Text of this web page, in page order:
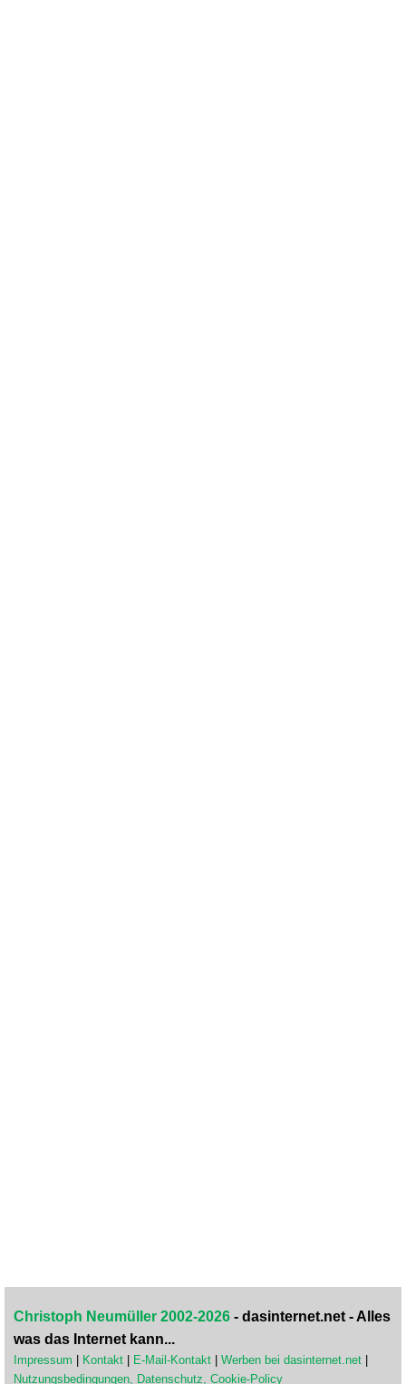
Christoph Neumüller 2002-2026 - dasinternet.net - Alles
was das Internet kann...
Impressum Kontakt E-Mail-Kontakt Werben bei dasinternet.net
Nutzungsbedingungen, Datenschutz, Cookie-Policy